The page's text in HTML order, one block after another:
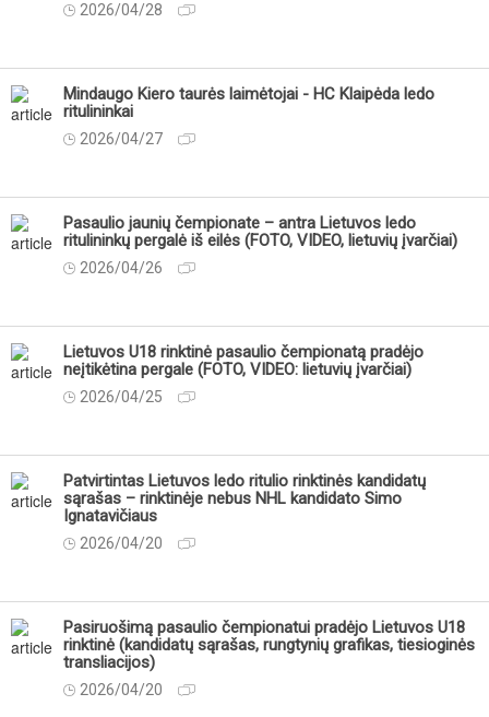
2026/04/28
Mindaugo Kiero taurės laimėtojai - HC Klaipėda ledo
ritulininkai
2026/04/27
Pasaulio jaunių čempionate – antra Lietuvos ledo
ritulininkų pergalė iš eilės (FOTO, VIDEO, lietuvių įvarčiai)
2026/04/26
Lietuvos U18 rinktinė pasaulio čempionatą pradėjo
neįtikėtina pergale (FOTO, VIDEO: lietuvių įvarčiai)
2026/04/25
Patvirtintas Lietuvos ledo ritulio rinktinės kandidatų
sąrašas – rinktinėje nebus NHL kandidato Simo
Ignatavičiaus
2026/04/20
Pasiruošimą pasaulio čempionatui pradėjo Lietuvos U18
rinktinė (kandidatų sąrašas, rungtynių grafikas, tiesioginės
transliacijos)
2026/04/20